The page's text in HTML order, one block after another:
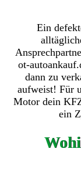
Ein
ot-
dann zu
aufweist! Für
Motor dein
ein